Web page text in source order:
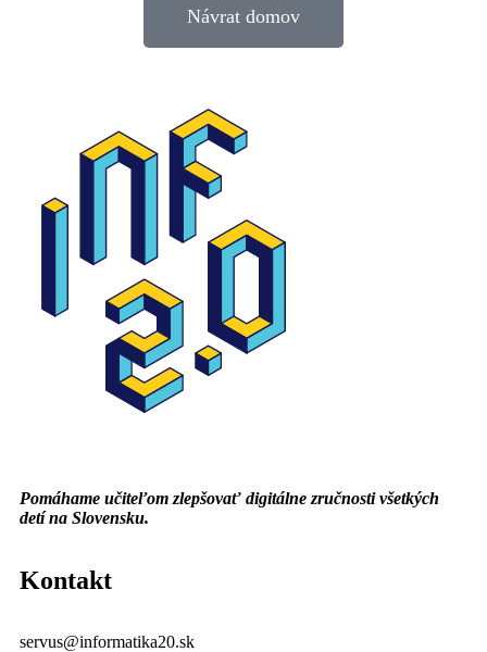
Návrat domov
Pomáhame učiteľom zlepšovať digitálne zručnosti všetkých
detí na Slovensku.
Kontakt
servus@informatika20.sk